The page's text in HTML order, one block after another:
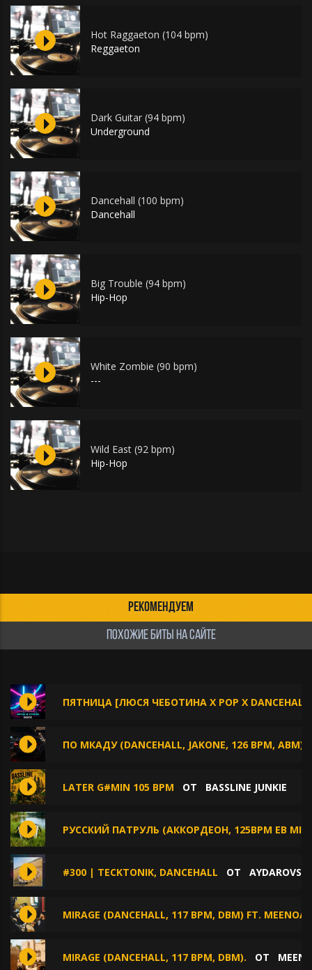
Hot Raggaeton (104 bpm)
Reggaeton
Dark Guitar (94 bpm)
Underground
Dancehall (100 bpm)
Dancehall
Big Trouble (94 bpm)
Hip-Hop
White Zombie (90 bpm)
---
Wild East (92 bpm)
Hip-Hop
РЕКОМЕНДУЕМ
ПОХОЖИЕ БИТЫ НА САЙТЕ
ПЯТНИЦА [ЛЮСЯ ЧЕБОТИНА X POP X DANCEHALL]
ПО МКАДУ (DANCEHALL, JAKONE, 126 BPM, ABM)
LATER G#MIN 105 BPM ОТ BASSLINE JUNKIE
РУССКИЙ ПАТРУЛЬ (АККОРДЕОН, 125BPM EB MIN)
#300 | TECKTONIK, DANCEHALL ОТ
MIRAGE (DANCEHALL, 117 BPM, DBM) FT.
MIRAGE (DANCEHALL, 117 BPM, DBM). ОТ